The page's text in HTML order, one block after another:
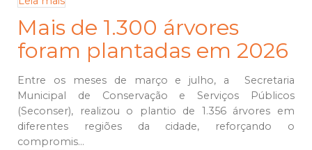
Mais de 1.300 árvores
foram plantadas em 2026
Entre os meses de março e julho, a Secretaria
Municipal de Conservação e Serviços Públicos
(Seconser), realizou o plantio de 1.356 árvores em
diferentes regiões da cidade, reforçando o
compromis...